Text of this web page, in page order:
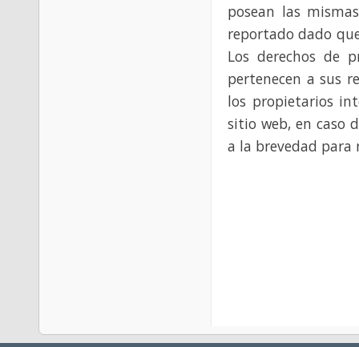
posean las
reportado dado
Los derechos de
pertenecen a sus
los propietarios
sitio web, en caso
a la brevedad para